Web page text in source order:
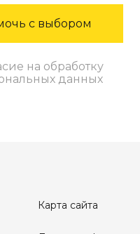
с выбором
на обработку
данных
Карта сайта